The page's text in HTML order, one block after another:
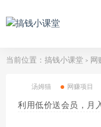
当前位置： 搞钱小课堂 > 网
汤姆猫 网赚项目
利用低价送会员，月